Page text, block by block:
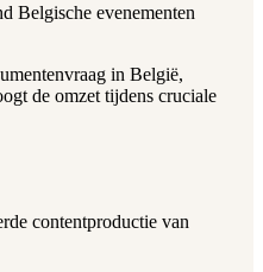
Belgische evenementen
in België,
de omzet tijdens cruciale
contentproductie van